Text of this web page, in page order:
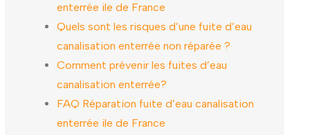
enterrée ile de France
Quels sont les risques d’une fuite d’eau
canalisation enterrée non réparée ?
Comment prévenir les fuites d’eau
canalisation enterrée?
FAQ Réparation fuite d’eau canalisation
enterrée ile de France